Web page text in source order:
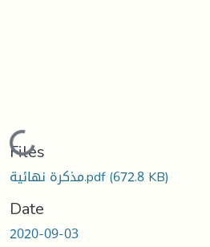
Loading...
Files
مذكرة نهائية.pdf(672.8 KB)
Date
2020-09-03